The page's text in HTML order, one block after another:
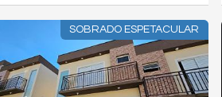
SOBRADO ESPETACULAR